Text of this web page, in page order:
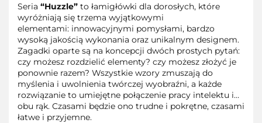
Seria “Huzzle” to łamigłówki dla dorosłych, które
wyróżniają się trzema wyjątkowymi
elementami: innowacyjnymi pomysłami, bardzo
wysoką jakością wykonania oraz unikalnym designem.
Zagadki oparte są na koncepcji dwóch prostych pytań:
czy możesz rozdzielić elementy? czy możesz złożyć je
ponownie razem? Wszystkie wzory zmuszają do
myślenia i uwolnienia twórczej wyobraźni, a każde
rozwiązanie to umiejętne połączenie pracy intelektu i…
obu rąk. Czasami będzie ono trudne i pokrętne, czasami
łatwe i przyjemne.